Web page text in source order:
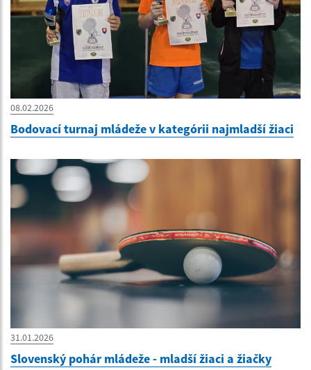
08.02.2026
Bodovací turnaj mládeže v kategórii najmladší žiaci
31.01.2026
Slovenský pohár mládeže - mladší žiaci a žiačky